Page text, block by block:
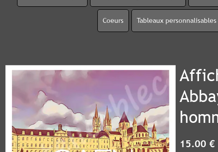
Coeurs Tableaux personnalisables
15.00 €